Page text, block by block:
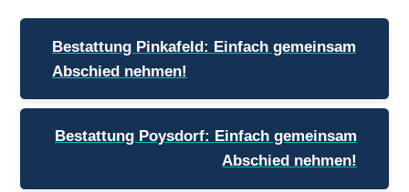
Beitragsnavigation
Bestattung Pinkafeld: Einfach gemeinsam
Abschied nehmen!
Bestattung Poysdorf: Einfach gemeinsam
Abschied nehmen!